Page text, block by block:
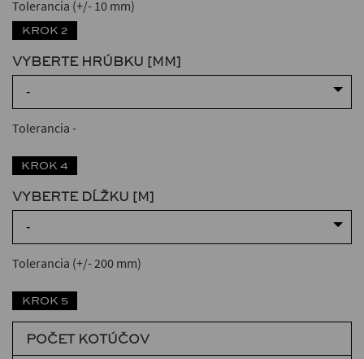
Tolerancia (+/- 10 mm)
KROK 2
VYBERTE HRÚBKU [MM]
-
Tolerancia -
KROK 4
VYBERTE DĹŽKU [M]
-
Tolerancia (+/- 200 mm)
KROK 5
POČET KOTÚČOV